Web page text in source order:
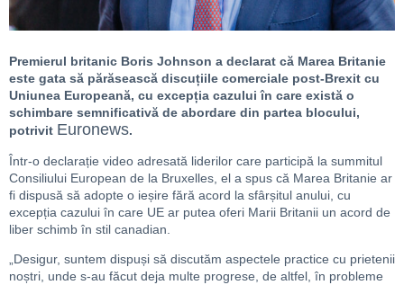
Premierul britanic Boris Johnson a declarat că Marea Britanie
este gata să părăsească discuțiile comerciale post-Brexit cu
Uniunea Europeană, cu excepția cazului în care există o
schimbare semnificativă de abordare din partea blocului,
potrivit Euronews.
Într-o declarație video adresată liderilor care participă la summitul
Consiliului European de la Bruxelles, el a spus că Marea Britanie ar
fi dispusă să adopte o ieșire fără acord la sfârșitul anului, cu
excepția cazului în care UE ar putea oferi Marii Britanii un acord de
liber schimb în stil canadian.
„Desigur, suntem dispuși să discutăm aspectele practice cu prietenii
noștri, unde s-au făcut deja multe progrese, de altfel, în probleme